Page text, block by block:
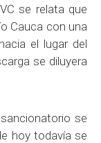
se relata que
Cauca con una
el lugar del
se diluyera
se
hoy todavía se